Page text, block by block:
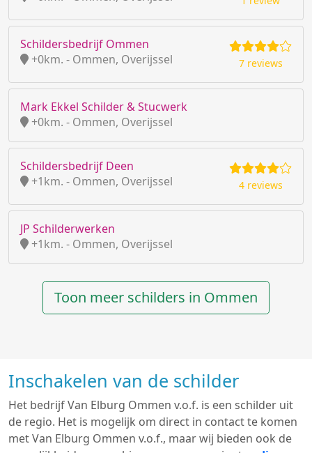
Schildersbedrijf Ommen
+0km. - Ommen, Overijssel
7 reviews
Mark Ekkel Schilder & Stucwerk
+0km. - Ommen, Overijssel
Schildersbedrijf Deen
+1km. - Ommen, Overijssel
4 reviews
JP Schilderwerken
+1km. - Ommen, Overijssel
Toon meer schilders in Ommen
Inschakelen van de schilder
Het bedrijf Van Elburg Ommen v.o.f. is een schilder uit
de regio. Het is mogelijk om direct in contact te komen
met Van Elburg Ommen v.o.f., maar wij bieden ook de